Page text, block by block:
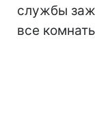
службы
все